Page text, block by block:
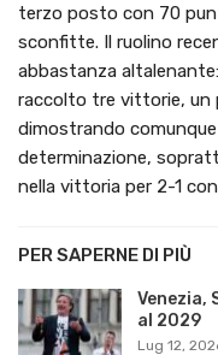
terzo posto con 70
sconfitte. Il ruolino
abbastanza
raccolto tre vittorie, un
dimostrando
determinazione,
nella vittoria per 2-1
PER SAPERNE DI PIÙ
al 2029
Lug 12,